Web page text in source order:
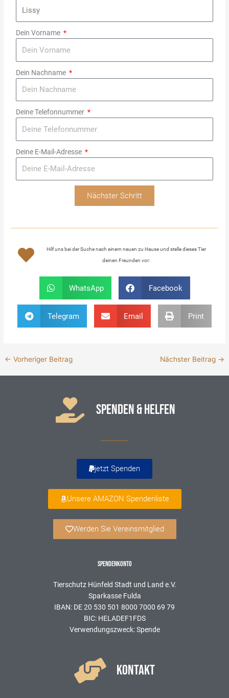
Dein Vorname
Dein Nachname
Deine Telefonnummer
Deine E-Mail-Adresse
Nächster Schritt
Hilf uns bei der Suche nach einem neuen zu Hause und stelle dieses Tier
deinen Freunden vor:
WhatsApp Facebook
Telegram Email Print
← Vorheriger Beitrag Nächster Beitrag →
SPENDEN & HELFEN
jetzt Spenden
Unsere AMAZON Spendenliste
Werden Sie Vereinsmitglied
SPENDENKONTO
Tierschutz Hünfeld Stadt und Land e.V.
Sparkasse Fulda
IBAN: DE 20 530 501 8000 7000 69 79
BIC: HELADEF1FDS
Verwendungszweck: Spende
KONTAKT